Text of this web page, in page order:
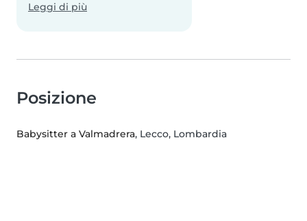
Leggi di più
Posizione
Babysitter a Valmadrera, Lecco, Lombardia